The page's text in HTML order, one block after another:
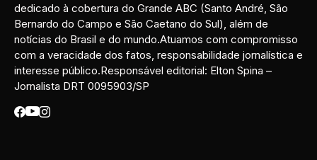
dedicado à cobertura do Grande ABC (Santo André, São
Bernardo do Campo e São Caetano do Sul), além de
notícias do Brasil e do mundo.Atuamos com compromisso
com a veracidade dos fatos, responsabilidade jornalística e
interesse público.Responsável editorial: Elton Spina –
Jornalista DRT 0095903/SP